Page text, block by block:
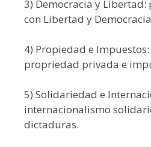
3) Democracia y
con Libertad y
4) Propiedad e
propriedad privada e
5) Solidariedad e
internacionalismo
dictaduras.